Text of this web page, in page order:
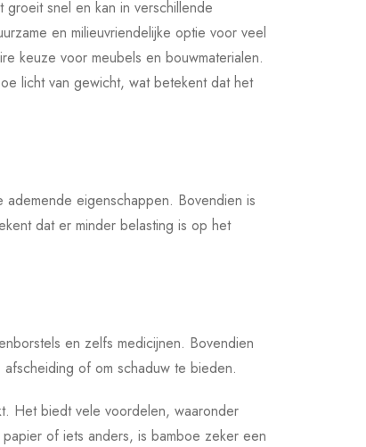
snel en kan in verschillende
en milieuvriendelijke optie voor veel
keuze voor meubels en bouwmaterialen.
licht van gewicht, wat betekent dat het
eigenschappen. Bovendien is
dat er minder belasting is op het
en zelfs medicijnen. Bovendien
of om schaduw te bieden.
Het biedt vele voordelen, waaronder
of iets anders, is bamboe zeker een